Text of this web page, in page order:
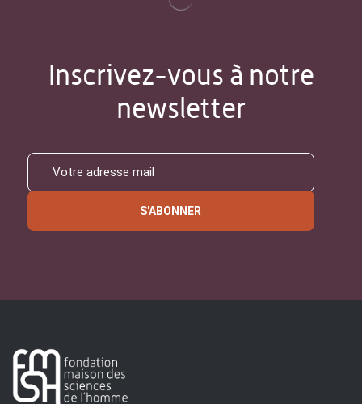
Inscrivez-vous à notre
newsletter
S'ABONNER